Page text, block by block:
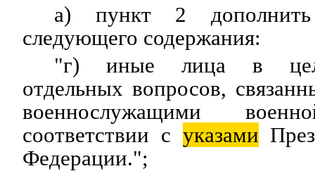
а) пункт 2
следующего содержания:
"г) иные лица в
отдельных вопросов,
военнослужащими
соответствии с указами
Федерации.";